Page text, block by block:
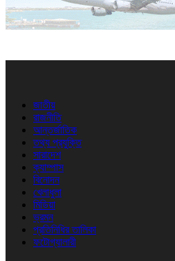
জাতীয়
রাজনীতি
আন্তর্জাতিক
তথ্য প্রযুক্তি
সারাদেশ
ক্যাম্পাস
বিনোদন
খেলাধুলা
মিডিয়া
ভ্রমন
প্রতিনিধির তালিকা
ফটোগ্যালারী